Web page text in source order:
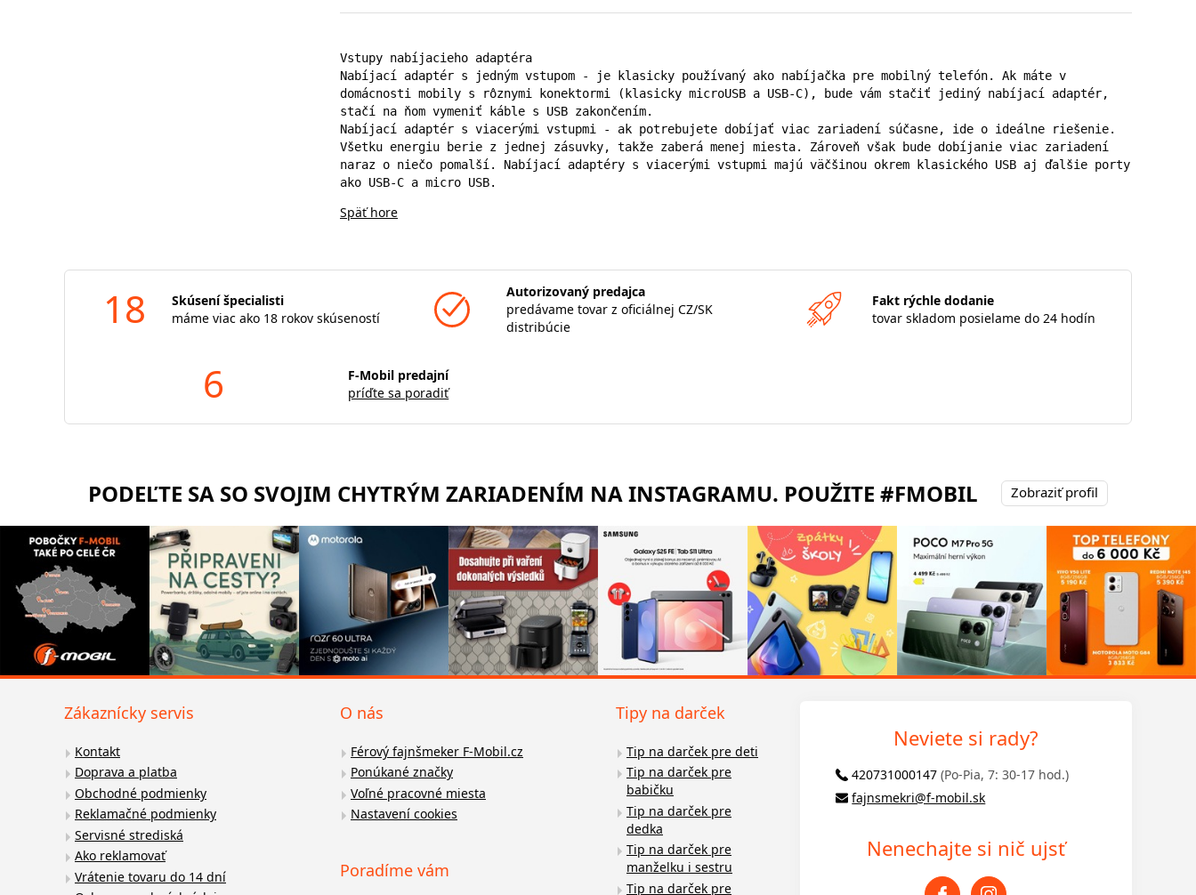
Vstupy nabíjacieho adaptéra
Nabíjací adaptér s jedným vstupom - je klasicky používaný ako nabíjačka pre mobilný telefón. Ak máte v
domácnosti mobily s rôznymi konektormi (klasicky microUSB a USB-C), bude vám stačiť jediný nabíjací adaptér,
stačí na ňom vymeniť káble s USB zakončením.
Nabíjací adaptér s viacerými vstupmi - ak potrebujete dobíjať viac zariadení súčasne, ide o ideálne riešenie.
Všetku energiu berie z jednej zásuvky, takže zaberá menej miesta. Zároveň však bude dobíjanie viac zariadení
naraz o niečo pomalší. Nabíjací adaptéry s viacerými vstupmi majú väčšinou okrem klasického USB aj ďalšie porty
ako USB-C a micro USB.
Späť hore
18
Skúsení špecialisti
máme viac ako 18 rokov skúseností
Autorizovaný predajca
predávame tovar z oficiálnej CZ/SK
distribúcie
Fakt rýchle dodanie
tovar skladom posielame do 24 hodín
6
F-Mobil predajní
príďte sa poradiť
PODEĽTE SA SO SVOJIM CHYTRÝM ZARIADENÍM NA INSTAGRAMU. POUŽITE #FMOBIL Zobraziť profil
Zákaznícky servis
Kontakt
Doprava a platba
Obchodné podmienky
Reklamačné podmienky
Servisné strediská
Ako reklamovať
Vrátenie tovaru do 14 dní
O nás
Férový fajnšmeker F-Mobil.cz
Ponúkané značky
Voľné pracovné miesta
Nastavení cookies
Poradíme vám
Tipy na darček
Tip na darček pre deti
Tip na darček pre
babičku
Tip na darček pre
dedka
Tip na darček pre
manželku i sestru
Tip na darček pre
Neviete si rady?
420731000147 (Po-Pia, 7: 30-17 hod.)
fajnsmekri@f-mobil.sk
Nenechajte si nič ujsť